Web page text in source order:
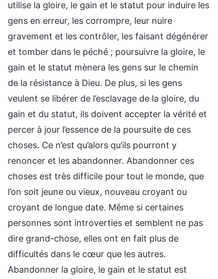
utilise la gloire, le gain et le statut pour induire les
gens en erreur, les corrompre, leur nuire
gravement et les contrôler, les faisant dégénérer
et tomber dans le péché ; poursuivre la gloire, le
gain et le statut mènera les gens sur le chemin
de la résistance à Dieu. De plus, si les gens
veulent se libérer de l’esclavage de la gloire, du
gain et du statut, ils doivent accepter la vérité et
percer à jour l’essence de la poursuite de ces
choses. Ce n’est qu’alors qu’ils pourront y
renoncer et les abandonner. Abandonner ces
choses est très difficile pour tout le monde, que
l’on soit jeune ou vieux, nouveau croyant ou
croyant de longue date. Même si certaines
personnes sont introverties et semblent ne pas
dire grand-chose, elles ont en fait plus de
difficultés dans le cœur que les autres.
Abandonner la gloire, le gain et le statut est